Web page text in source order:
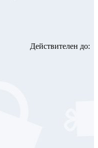
Действителен до: